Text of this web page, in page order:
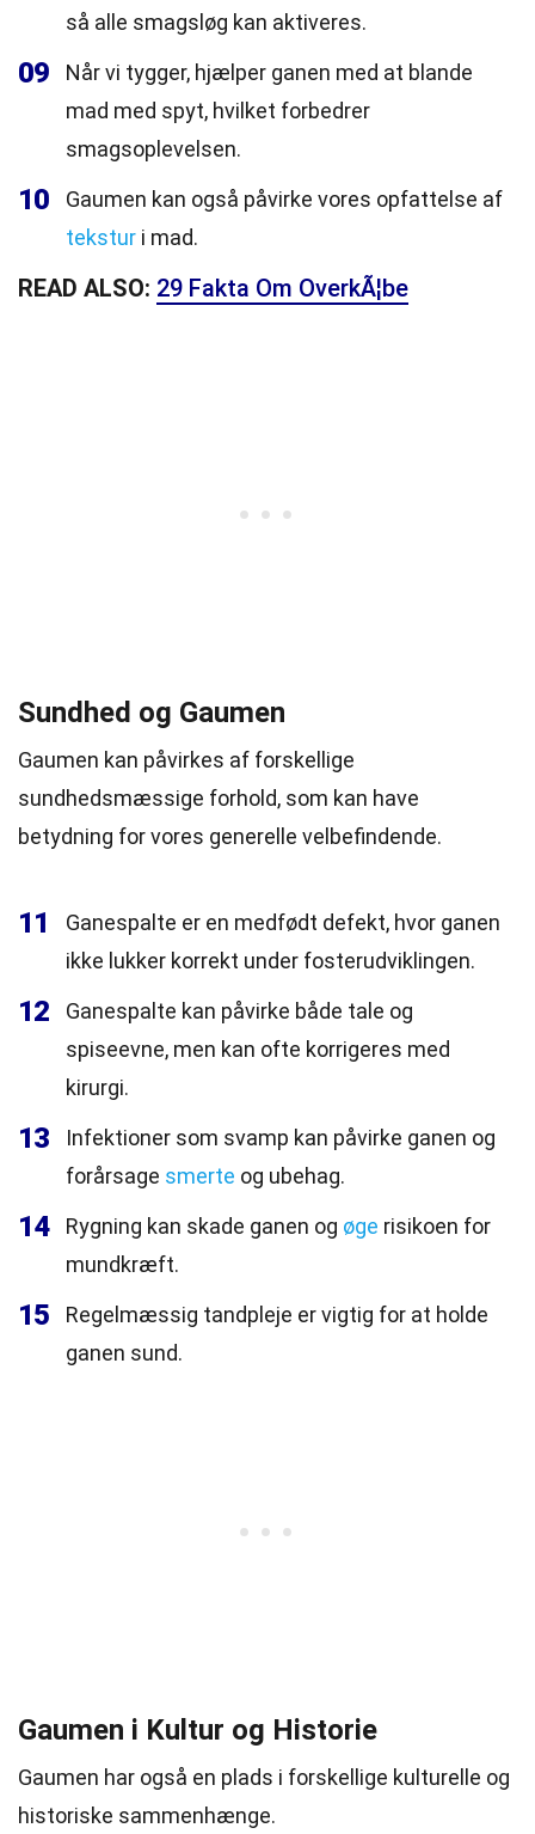
så alle smagsløg kan aktiveres.
09
Når vi tygger, hjælper ganen med at blande
mad med spyt, hvilket forbedrer
smagsoplevelsen.
10
Gaumen kan også påvirke vores opfattelse af
tekstur i mad.
READ ALSO: 29 Fakta Om OverkÃ¦be
Sundhed og Gaumen
Gaumen kan påvirkes af forskellige
sundhedsmæssige forhold, som kan have
betydning for vores generelle velbefindende.
11
Ganespalte er en medfødt defekt, hvor ganen
ikke lukker korrekt under fosterudviklingen.
12
Ganespalte kan påvirke både tale og
spiseevne, men kan ofte korrigeres med
kirurgi.
13
Infektioner som svamp kan påvirke ganen og
forårsage smerte og ubehag.
14 Rygning kan skade ganen og øge risikoen for
mundkræft.
15
Regelmæssig tandpleje er vigtig for at holde
ganen sund.
Gaumen i Kultur og Historie
Gaumen har også en plads i forskellige kulturelle og
historiske sammenhænge.